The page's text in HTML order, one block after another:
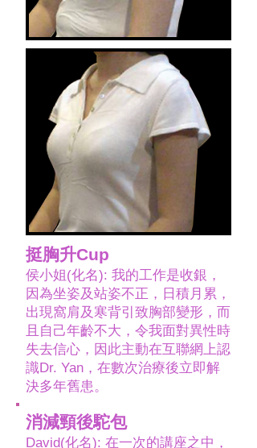
挺胸升Cup
侯小姐(化名): 我的工作是收銀，
因為坐姿及站姿不正，日積月累，
出現窩肩及寒背引致胸部變形，而
且自己年齡不大，令我面對異性時
失去信心，因此主動在互聯網上認
識Dr. Yan，在數次治療後立即解
決多年舊患。
消減頸後駝包
David(化名): 在一次的講座之中，